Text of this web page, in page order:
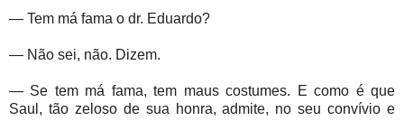
— Tem má fama o dr. Eduardo?
— Não sei, não. Dizem.
— Se tem má fama, tem maus costumes. E como é que
Saul, tão zeloso de sua honra, admite, no seu convívio e